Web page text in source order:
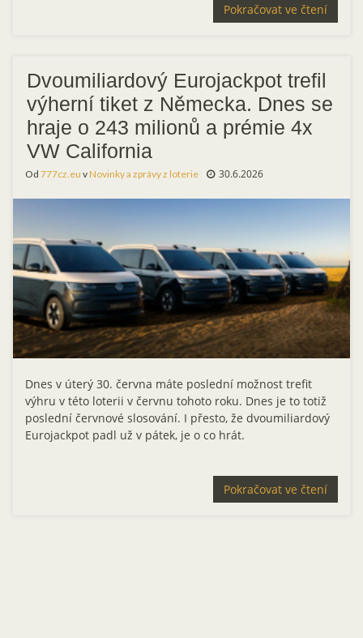
Pokračovat ve čtení
Dvoumiliardový Eurojackpot trefil
výherní tiket z Německa. Dnes se
hraje o 243 milionů a prémie 4x
VW California
Od 777cz.eu vNovinky a zprávy z loterie 30.6.2026
Dnes v úterý 30. června máte poslední možnost trefit
výhru v této loterii v červnu tohoto roku. Dnes je to totiž
poslední červnové slosování. I přesto, že dvoumiliardový
Eurojackpot padl už v pátek, je o co hrát.
Pokračovat ve čtení